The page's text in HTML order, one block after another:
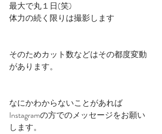
最大で丸１日(笑)
体力の続く限りは撮影します
そのためカット数などはその都度変動
があります。
なにかわからないことがあれば
Instagramの方でのメッセージをお願い
します。